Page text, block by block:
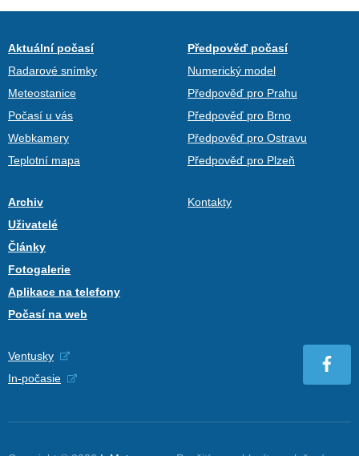
Aktuální počasí
Radarové snímky
Meteostanice
Počasí u vás
Webkamery
Teplotní mapa
Předpověď počasí
Numerický model
Předpověď pro Prahu
Předpověď pro Brno
Předpověď pro Ostravu
Předpověď pro Plzeň
Archiv
Uživatelé
Články
Fotogalerie
Aplikace na telefony
Počasí na web
Kontakty
Ventusky
In-počasie